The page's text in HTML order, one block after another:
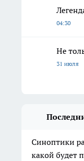
04:30
Не
31 июля
Синоптики
какой будет